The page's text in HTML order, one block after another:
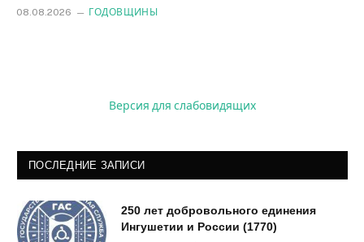
08.08.2026 ГОДОВЩИНЫ
Версия для слабовидящих
ПОСЛЕДНИЕ ЗАПИСИ
250 лет добровольного единения
Ингушетии и России (1770)